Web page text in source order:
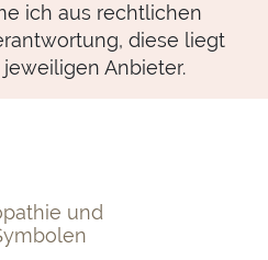
ich aus rechtlichen
diese liegt
Anbieter.
und